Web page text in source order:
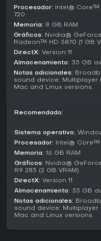
de gestión que
reseñas muy positivas,
en más de 17.000
destacando los
opciones de
reciente como octubre de
compatible con hardware
Si te gustan los juegos
meticulosa por encima
quienes busquen acción
sólida para entusiastas
simulador mercenario
Procesador: Intel® Core™
720
Memoria: 8 GB RAM
Gráficos: Nvidia®
Radeon™ HD 5870 (1 GB
DirectX: Version 11
Almacenamiento: 35 GB
Notas adicionales:
sound device;
Mac and Linux versions.
Recomendado:
Sistema operativo:
Procesador: Intel® Core™
Memoria: 16 GB RAM
Gráficos: Nvidia®
R9 285 (2 GB VRAM)
DirectX: Version 11
Almacenamiento: 35 GB
Notas adicionales:
sound device;
Mac and Linux versions.